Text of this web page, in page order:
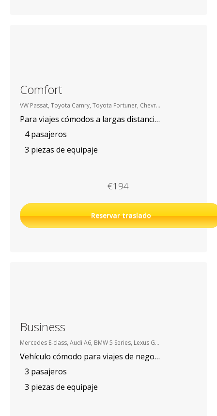
Comfort
VW Passat, Toyota Camry, Toyota Fortuner, Chevrolet Suburban, etc.
Para viajes cómodos a largas distancias
4 pasajeros
3 piezas de equipaje
€194
Reservar traslado
Business
Mercedes E-class, Audi A6, BMW 5 Series, Lexus GS, etc.
Vehículo cómodo para viajes de negocio.
3 pasajeros
3 piezas de equipaje